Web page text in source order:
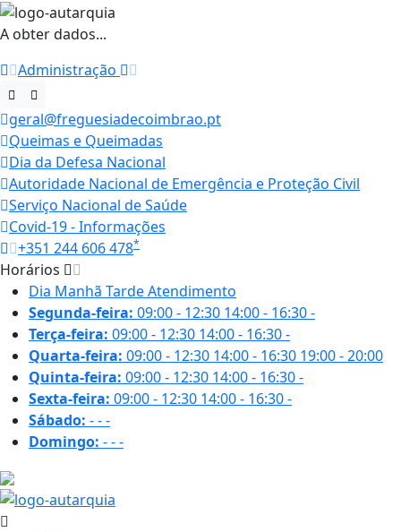
A obter dados...
Administração
geral@freguesiadecoimbrao.pt
Queimas e Queimadas
Dia da Defesa Nacional
Autoridade Nacional de Emergência e Proteção Civil
Serviço Nacional de Saúde
Covid-19 - Informações
+351 244 606 478*
Horários
Dia Manhã TardeAtendimento
Segunda-feira: 09:00 - 12:30 14:00 - 16:30-
Terça-feira: 09:00 - 12:30 14:00 - 16:30-
Quarta-feira: 09:00 - 12:30 14:00 - 16:30 19:00 - 20:00
Quinta-feira: 09:00 - 12:30 14:00 - 16:30-
Sexta-feira: 09:00 - 12:30 14:00 - 16:30-
Sábado: ---
Domingo: ---